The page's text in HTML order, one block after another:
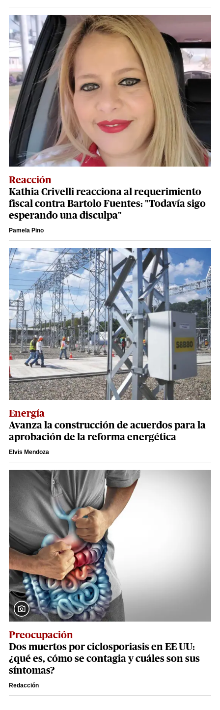
Reacción
Kathia Crivelli reacciona al requerimiento
fiscal contra Bartolo Fuentes: "Todavía sigo
esperando una disculpa"
Pamela Pino
Energía
Avanza la construcción de acuerdos para la
aprobación de la reforma energética
Elvis Mendoza
Preocupación
Dos muertos por ciclosporiasis en EE UU:
¿qué es, cómo se contagia y cuáles son sus
síntomas?
Redacción